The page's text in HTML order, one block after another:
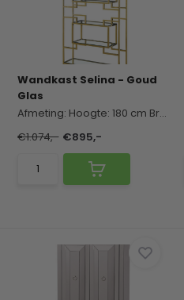
Wandkast Selina - Goud
Glas
Afmeting: Hoogte: 180 cm Breedte: 100 cm
€1.074,- €895,-